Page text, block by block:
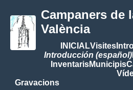
Campaners de
València
INICIALVisites
Introducción (español)
InventarisMunicipis
Gravacions